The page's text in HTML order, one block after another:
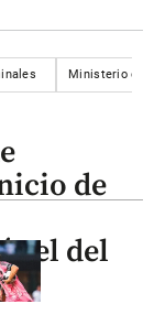
Ministerio de
de
del